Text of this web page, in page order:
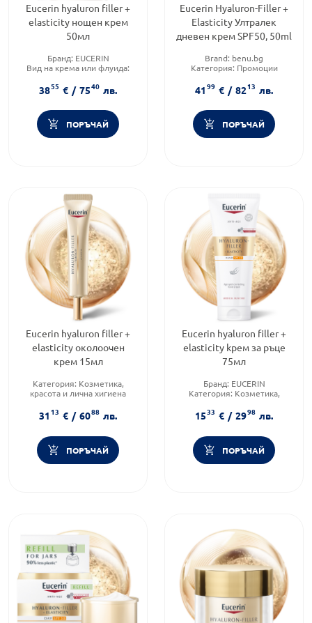
Eucerin hyaluron filler +
elasticity нощен крем
50мл
Бранд: EUCERIN
Вид на крема или флуида:
Продуктова линия:
HYALURON FILLER
3855 € / 7540 лв.
ПОРЪЧАЙ
Eucerin Hyaluron-Filler +
Elasticity Ултралек
дневен крем SPF50, 50ml
Brand: benu.bg
Категория: Промоции
4199 € / 8213 лв.
ПОРЪЧАЙ
Eucerin hyaluron filler +
elasticity околоочен
крем 15мл
Категория: Козметика,
красота и лична хигиена
Дермокозметика
Форма на продукта:крем
3113 € / 6088 лв.
ПОРЪЧАЙ
Eucerin hyaluron filler +
elasticity kрем за ръце
75мл
Бранд: EUCERIN
Категория: Козметика,
Форма на продукта:крем
1533 € / 2998 лв.
ПОРЪЧАЙ